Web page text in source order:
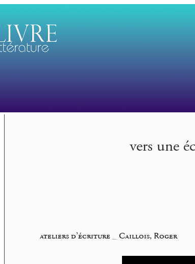
vers une
ateliers d’écriture _Caillois, Roger